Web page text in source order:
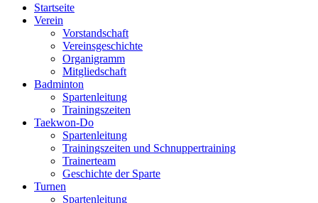
Startseite
Verein
Vorstandschaft
Vereinsgeschichte
Organigramm
Mitgliedschaft
Badminton
Spartenleitung
Trainingszeiten
Taekwon-Do
Spartenleitung
Trainingszeiten und Schnuppertraining
Trainerteam
Geschichte der Sparte
Turnen
Spartenleitung